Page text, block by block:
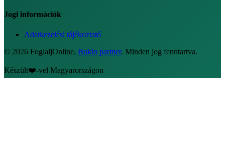
Jogi információk
Adatkezelési tájékoztató
© 2026 FoglaljOnline, Bukio partner. Minden jog fenntartva.
Készült❤️-vel Magyarországon